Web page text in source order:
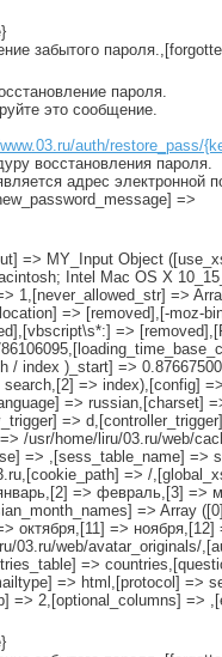
забытого
пароля.
это сообщение.
auth/restore_pass/
восстановления пароля.
адрес электронной
=>
=> MY_Input Object
Intel Mac OS X
1,[never_allowed_str] =>
=> [removed],[-moz-
=>
/ index )_start] =>
=> index),[config]
=> russian,[charset]
=>
/usr/home/liru/03.ru/web/
=> ,[sess_table_name]
=> /
=> февраль,[3]
=>
октября,[11] =>
03.ru/web/avatar_originals/
=>
=> html,[protocol] =>
=> 2,[optional_columns]